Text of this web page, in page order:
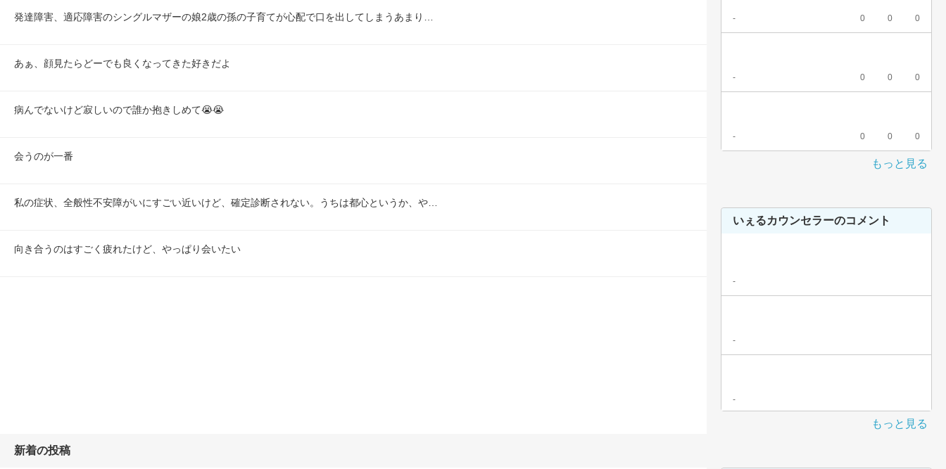
発達障害、適応障害のシングルマザーの娘2歳の孫の子育てが心配で口を出してしまうあまり…
あぁ、顔見たらどーでも良くなってきた好きだよ
病んでないけど寂しいので誰か抱きしめて😭😭
会うのが一番
私の症状、全般性不安障がいにすごい近いけど、確定診断されない。うちは都心というか、や…
向き合うのはすごく疲れたけど、やっぱり会いたい
新着の投稿
- 0 0 0
- 0 0 0
- 0 0 0
もっと見る
いぇるカウンセラーのコメント
-
-
-
もっと見る